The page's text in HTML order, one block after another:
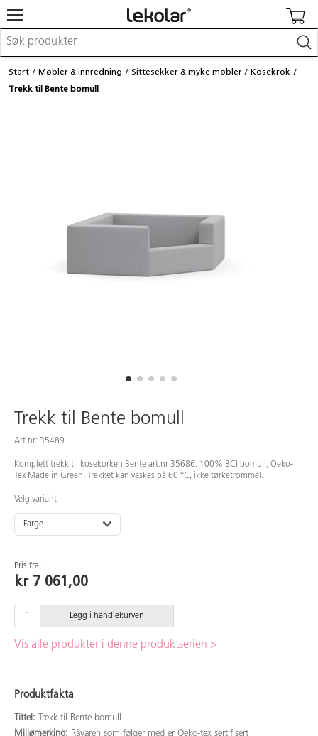
Møbler & innredning
Lekeplassutstyr & utemiljø
Start Møbler & innredning Sittesekker & myke møbler
Kosekrok
Trekk til Bente bomull
Trekk til Bente bomull
Art.nr: 35489
Komplett trekk til kosekorken Bente art.nr 35686. 100% BCI bomull, Oeko-
Tex Made in Green. Trekket kan vaskes på 60 °C, ikke tørketrommel.
Velg variant
Farge
Pris fra:
kr 7 061,00
Legg i handlekurven
Vis alle produkter i denne produktserien >
Produktfakta
Tittel:
Trekk til Bente bomull
Miljømerking: Råvaren som følger med er Oeko-tex sertifisert